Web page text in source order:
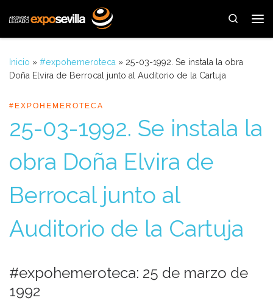
Saltar al contenido
Search
Inicio » #expohemeroteca » 25-03-1992. Se instala la obra
Doña Elvira de Berrocal junto al Auditorio de la Cartuja
#EXPOHEMEROTECA
25-03-1992. Se instala la
obra Doña Elvira de
Berrocal junto al
Auditorio de la Cartuja
#expohemeroteca: 25 de marzo de
1992